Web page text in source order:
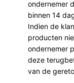
ondernemer
binnen 14
Indien de
producten
ondernemer
deze
van de